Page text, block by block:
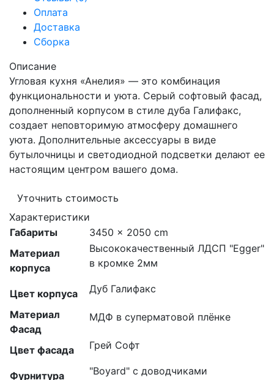
Оплата
Доставка
Сборка
Описание
Угловая кухня «Анелия» — это комбинация
функциональности и уюта. Серый софтовый фасад,
дополненный корпусом в стиле дуба Галифакс,
создает неповторимую атмосферу домашнего
уюта. Дополнительные аксессуары в виде
бутылочницы и светодиодной подсветки делают ее
настоящим центром вашего дома.
Уточнить стоимость
Характеристики
Габариты
3450 × 2050 cm
Материал
корпуса
Высококачественный ЛДСП "Egger"
в кромке 2мм
Цвет корпуса Дуб Галифакс
Материал
Фасад
МДФ в суперматовой плёнке
Цвет фасада Грей Софт
Фурнитура "Boyard" с доводчиками